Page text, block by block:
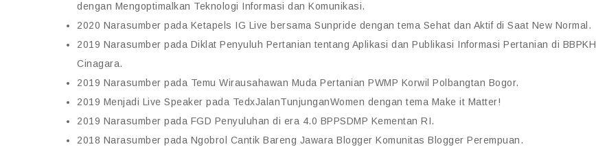
dengan Mengoptimalkan Teknologi Informasi dan Komunikasi.
2020 Narasumber pada Ketapels IG Live bersama Sunpride dengan tema Sehat dan Aktif di Saat New Normal.
2019 Narasumber pada Diklat Penyuluh Pertanian tentang Aplikasi dan Publikasi Informasi Pertanian di BBPKH
Cinagara.
2019 Narasumber pada Temu Wirausahawan Muda Pertanian PWMP Korwil Polbangtan Bogor.
2019 Menjadi Live Speaker pada TedxJalanTunjunganWomen dengan tema Make it Matter!
2019 Narasumber pada FGD Penyuluhan di era 4.0 BPPSDMP Kementan RI.
2018 Narasumber pada Ngobrol Cantik Bareng Jawara Blogger Komunitas Blogger Perempuan.